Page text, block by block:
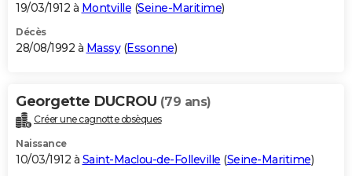
19/03/1912 à Montville (Seine-Maritime)
Décès
28/08/1992 à Massy(Essonne)
Georgette DUCROU (79 ans)
Créer une cagnotte obsèques
Naissance
10/03/1912 à Saint-Maclou-de-Folleville (Seine-Maritime)